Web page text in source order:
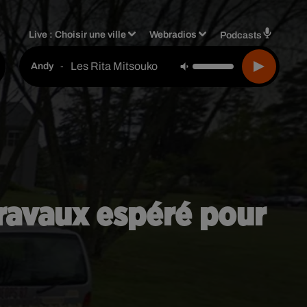
Live :Choisir une ville Webradios Podcasts
Andy - Les Rita Mitsouko
espéré pour